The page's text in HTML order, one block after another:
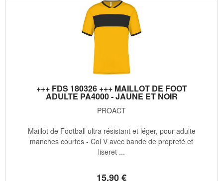
+++ FDS 180326 +++ MAILLOT DE FOOT
ADULTE PA4000 - JAUNE ET NOIR
PROACT
15.90€
Maillot de Football ultra résistant et léger, pour adulte
manches courtes - Col V avec bande de propreté et
liseret ...